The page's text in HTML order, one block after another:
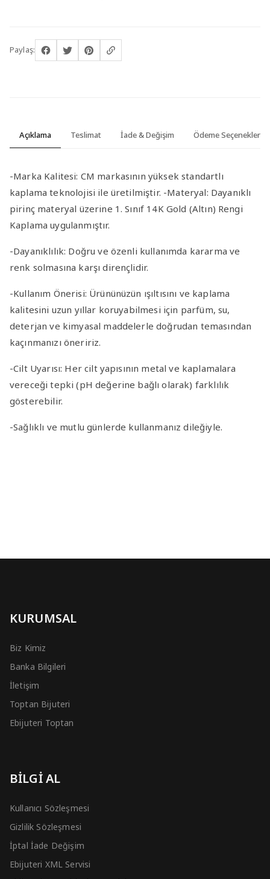
Paylaş:
Açıklama Teslimat İade & Değişim Ödeme Seçenekleri
-Marka Kalitesi: CM markasının yüksek standartlı
kaplama teknolojisi ile üretilmiştir. -Materyal: Dayanıklı
pirinç materyal üzerine 1. Sınıf 14K Gold (Altın) Rengi
Kaplama uygulanmıştır.
-Dayanıklılık: Doğru ve özenli kullanımda kararma ve
renk solmasına karşı dirençlidir.
-Kullanım Önerisi: Ürününüzün ışıltısını ve kaplama
kalitesini uzun yıllar koruyabilmesi için parfüm, su,
deterjan ve kimyasal maddelerle doğrudan temasından
kaçınmanızı öneririz.
-Cilt Uyarısı: Her cilt yapısının metal ve kaplamalara
vereceği tepki (pH değerine bağlı olarak) farklılık
gösterebilir.
-Sağlıklı ve mutlu günlerde kullanmanız dileğiyle.
KURUMSAL
Biz Kimiz
Banka Bilgileri
İletişim
Toptan Bijuteri
Ebijuteri Toptan
BİLGİ AL
Kullanıcı Sözleşmesi
Gizlilik Sözleşmesi
İptal İade Değişim
Ebijuteri XML Servisi